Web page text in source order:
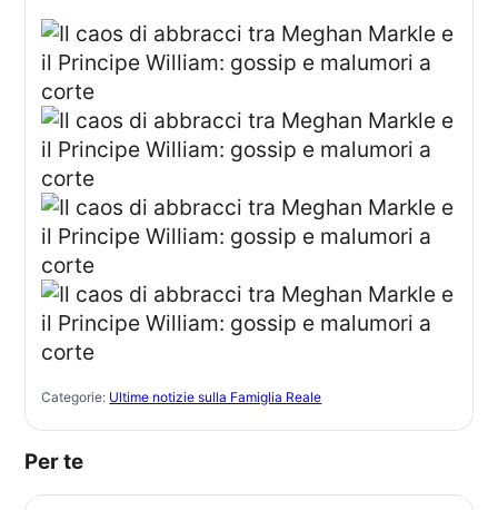
Categorie: Ultime notizie sulla Famiglia Reale
Per te